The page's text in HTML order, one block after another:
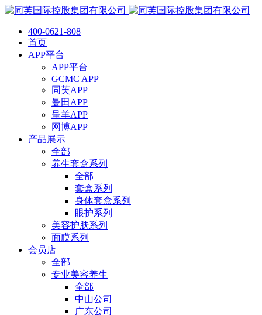
400-0621-808
首页
APP平台
APP平台
GCMC APP
同芙APP
曼田APP
呈羊APP
网博APP
产品展示
全部
养生套盒系列
全部
套盒系列
身体套盒系列
眼护系列
美容护肤系列
面膜系列
会员店
全部
专业美容养生
全部
中山公司
广东公司